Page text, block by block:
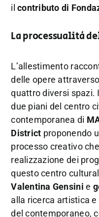
ilcontributo di
La processualità
L’allestimento
delle opere
quattro diversi spazi.
due piani del centro
contemporanea di
District proponendo
processo creativo
realizzazione dei
questo centro
Valentina Gensini e
alla ricerca artistica
del contemporaneo,